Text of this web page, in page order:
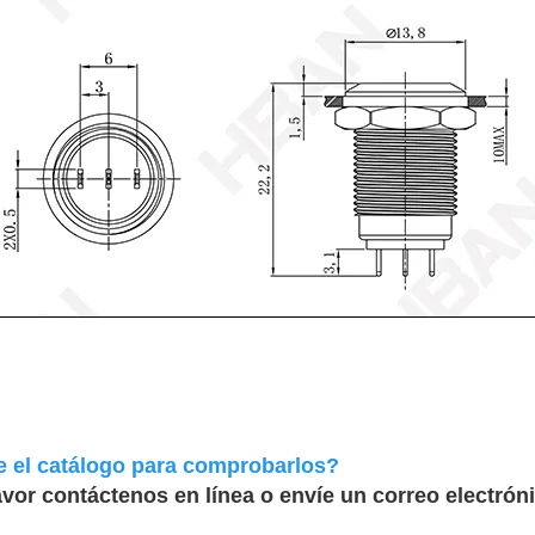
el catálogo para comprobarlos?
contáctenos en línea o envíe un correo